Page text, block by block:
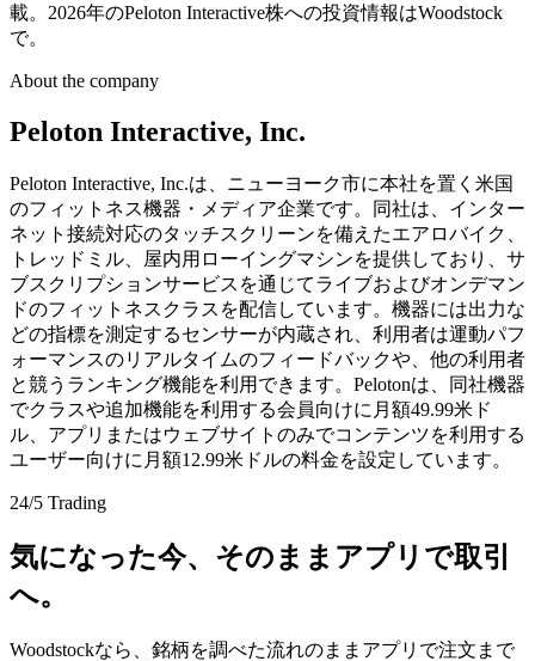
載。2026年のPeloton Interactive株への投資情報はWoodstock
で。
About the company
Peloton Interactive, Inc.
Peloton Interactive, Inc.は、ニューヨーク市に本社を置く米国
のフィットネス機器・メディア企業です。同社は、インター
ネット接続対応のタッチスクリーンを備えたエアロバイク、
トレッドミル、屋内用ローイングマシンを提供しており、サ
ブスクリプションサービスを通じてライブおよびオンデマン
ドのフィットネスクラスを配信しています。機器には出力な
どの指標を測定するセンサーが内蔵され、利用者は運動パフ
ォーマンスのリアルタイムのフィードバックや、他の利用者
と競うランキング機能を利用できます。Pelotonは、同社機器
でクラスや追加機能を利用する会員向けに月額49.99米ド
ル、アプリまたはウェブサイトのみでコンテンツを利用する
ユーザー向けに月額12.99米ドルの料金を設定しています。
24/5 Trading
気になった今、そのままアプリで取引
へ。
Woodstockなら、銘柄を調べた流れのままアプリで注文まで